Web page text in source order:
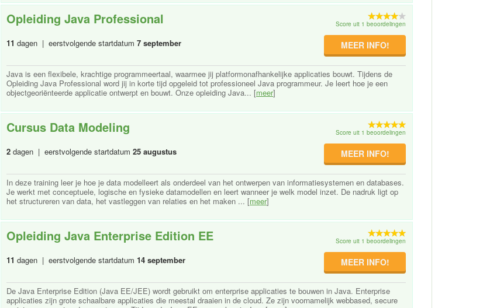
Opleiding Java Professional
11 dagen | eerstvolgende startdatum 7 september
Score uit 1 beoordelingen
MEER INFO!
Java is een flexibele, krachtige programmeertaal, waarmee jij platformonafhankelijke applicaties bouwt. Tijdens de
Opleiding Java Professional word jij in korte tijd opgeleid tot professioneel Java programmeur. Je leert hoe je een
objectgeoriënteerde applicatie ontwerpt en bouwt. Onze opleiding Java... [meer]
Cursus Data Modeling
2 dagen | eerstvolgende startdatum 25 augustus
Score uit 1 beoordelingen
MEER INFO!
In deze training leer je hoe je data modelleert als onderdeel van het ontwerpen van informatiesystemen en databases.
Je werkt met conceptuele, logische en fysieke datamodellen en leert wanneer je welk model inzet. De nadruk ligt op
het structureren van data, het vastleggen van relaties en het maken ... [meer]
Opleiding Java Enterprise Edition EE
11 dagen | eerstvolgende startdatum 14 september
Score uit 1 beoordelingen
MEER INFO!
De Java Enterprise Edition (Java EE/JEE) wordt gebruikt om enterprise applicaties te bouwen in Java. Enterprise
applicaties zijn grote schaalbare applicaties die meestal draaien in de cloud. Ze zijn voornamelijk webbased, secure